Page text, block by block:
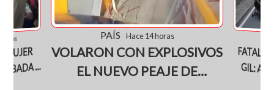
horas
Y
PAÍS Hace 14 horas
VOLARON CON EXPLOSIVOS
EL NUEVO PEAJE DE
FATAL
GIL: